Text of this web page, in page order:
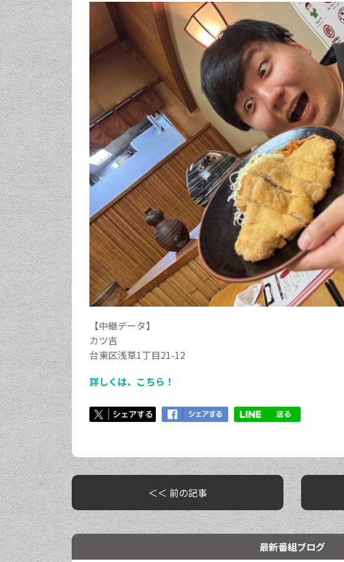
【中継データ】
カツ吉
台東区浅草1丁目21-12
詳しくは、こちら！
＜＜ 前の記事
最新番組ブログ